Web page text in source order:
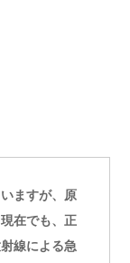
ますが、原
在でも、正
線による急